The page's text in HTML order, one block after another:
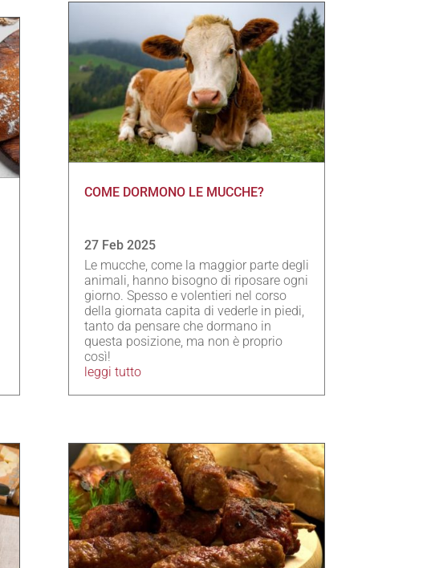
COME DORMONO LE MUCCHE?
27 Feb 2025
Le mucche, come la maggior parte degli
animali, hanno bisogno di riposare ogni
giorno. Spesso e volentieri nel corso
della giornata capita di vederle in piedi,
tanto da pensare che dormano in
questa posizione, ma non è proprio
così!
leggi tutto